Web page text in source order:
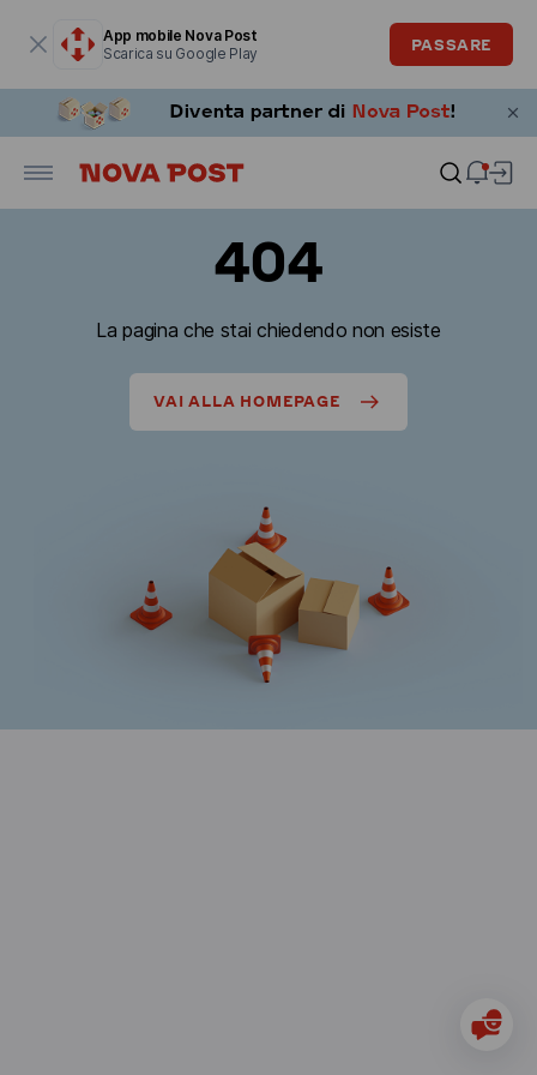
App mobile Nova Post
Scarica su Google Play
PASSARE
404
La pagina che stai chiedendo non esiste
VAI ALLA HOMEPAGE